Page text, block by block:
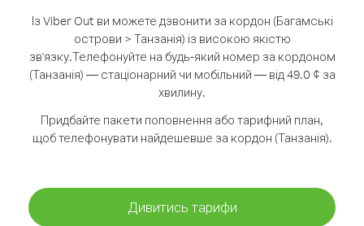
Із Viber Out ви можете дзвонити за кордон (Багамські
острови > Танзанія) із високою якістю
зв'язку.Телефонуйте на будь-який номер за кордоном
(Танзанія) — стаціонарний чи мобільний — від 49.0 ¢ за
хвилину.
Придбайте пакети поповнення або тарифний план,
щоб телефонувати найдешевше за кордон (Танзанія).
Дивитись тарифи